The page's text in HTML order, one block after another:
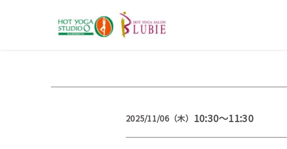
2025/11/06（木） 10:30～11:30